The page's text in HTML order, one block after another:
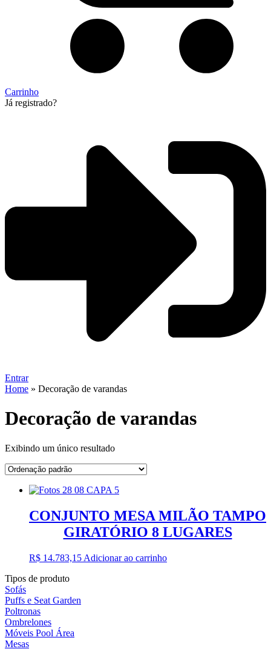
Carrinho
Já registrado?
Entrar
Home » Decoração de varandas
Decoração de varandas
Exibindo um único resultado
CONJUNTO MESA MILÃO TAMPO
GIRATÓRIO 8 LUGARES
R$ 14.783,15 Adicionar ao carrinho
Tipos de produto
Sofás
Puffs e Seat Garden
Poltronas
Ombrelones
Móveis Pool Área
Mesas